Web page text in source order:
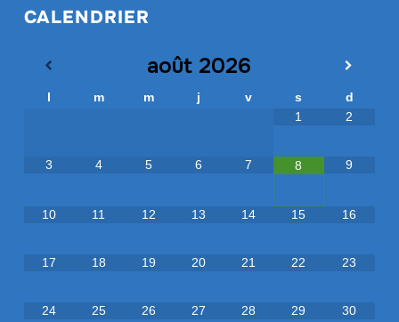
CALENDRIER
août 2026
l m m j v s
d
1
2
3 4 5 6 7 8 9
10 11 12 13 14 15 16
17 18 19 20 21 22 23
24 25 26 27 28 29 30